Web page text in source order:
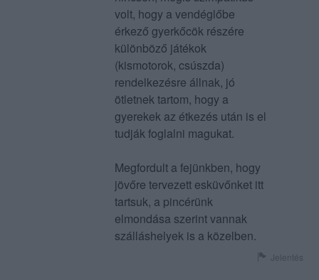
volt, hogy a vendéglőbe
érkező gyerkőcök részére
különböző játékok
(kismotorok, csúszda)
rendelkezésre állnak, jó
ötletnek tartom, hogy a
gyerekek az étkezés után is el
tudják foglalni magukat.
Megfordult a fejünkben, hogy
jövőre tervezett esküvőnket itt
tartsuk, a pincérünk
elmondása szerint vannak
szálláshelyek is a közelben.
Jelentés